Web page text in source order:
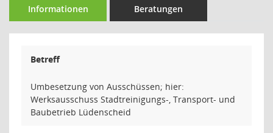
Informationen Beratungen
Betreff
Umbesetzung von Ausschüssen; hier:
Werksausschuss Stadtreinigungs-, Transport- und
Baubetrieb Lüdenscheid